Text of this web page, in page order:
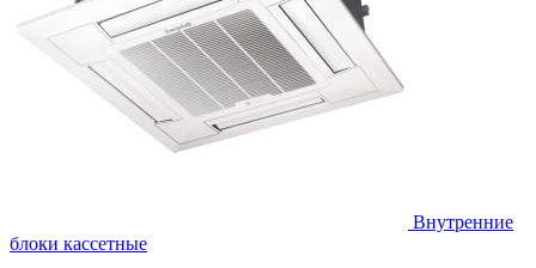
Внутренние
блоки кассетные